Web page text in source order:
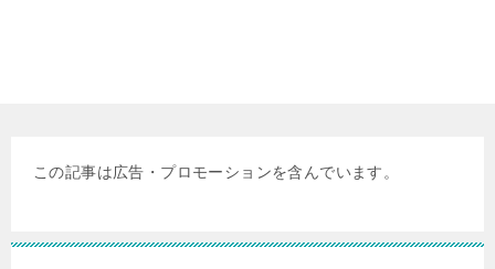
この記事は広告・プロモーションを含んでいます。